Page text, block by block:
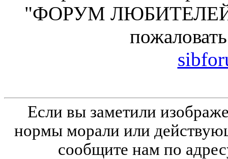
"ФОРУМ
Если вы заметили
нормы морали или
сообщите нам по